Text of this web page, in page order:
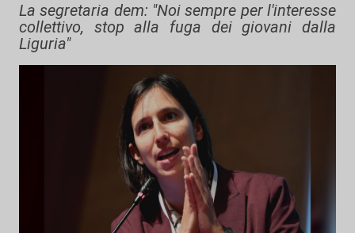
La segretaria dem: "Noi sempre per l'interesse
collettivo, stop alla fuga dei giovani dalla
Liguria"